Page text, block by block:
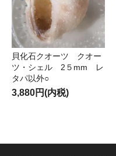
貝化石クオーツ クオー
ツ・シェル 2５mm レ
タパ以外○
3,880円(内税)